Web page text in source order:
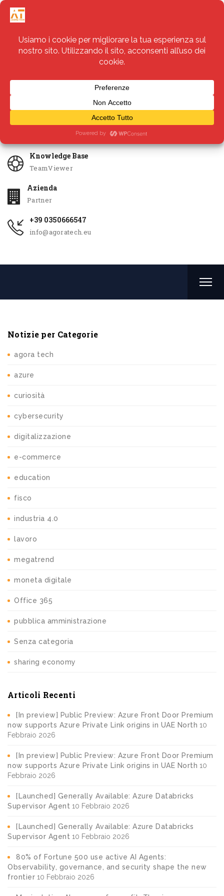
Servizi
Knowledge Base
TeamViewer
Azienda
Partner
+39 0350666547
info@agoratech.eu
Notizie per Categorie
agora tech
azure
curiosità
cybersecurity
digitalizzazione
e-commerce
education
fisco
industria 4.0
lavoro
megatrend
moneta digitale
Office 365
pubblica amministrazione
Senza categoria
sharing economy
Articoli Recenti
[In preview] Public Preview: Azure Front Door Premium
now supports Azure Private Link origins in UAE North 10
Febbraio 2026
[In preview] Public Preview: Azure Front Door Premium
now supports Azure Private Link origins in UAE North 10
Febbraio 2026
[Launched] Generally Available: Azure Databricks
Supervisor Agent 10 Febbraio 2026
[Launched] Generally Available: Azure Databricks
Supervisor Agent 10 Febbraio 2026
80% of Fortune 500 use active AI Agents:
Observability, governance, and security shape the new
frontier 10 Febbraio 2026